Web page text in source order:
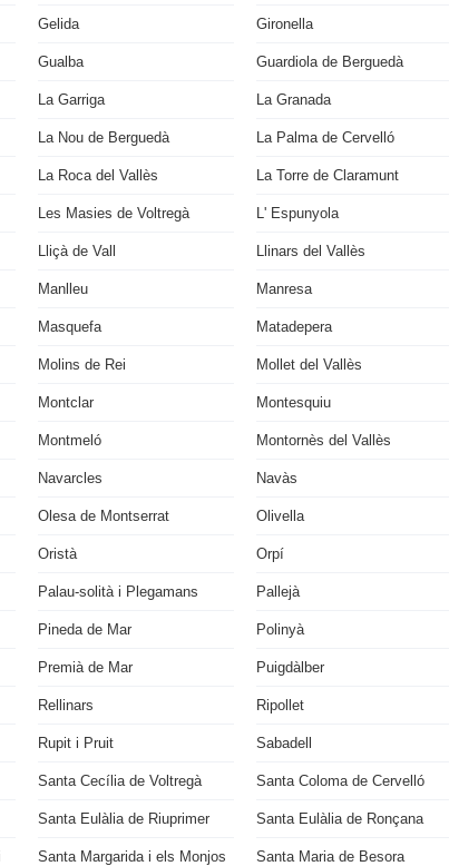
Gelida Gironella
Gualba Guardiola de Berguedà
La Garriga La Granada
La Nou de Berguedà La Palma de Cervelló
La Roca del Vallès La Torre de Claramunt
Les Masies de Voltregà L' Espunyola
Lliçà de Vall Llinars del Vallès
Manlleu Manresa
Masquefa Matadepera
Molins de Rei Mollet del Vallès
Montclar Montesquiu
Montmeló Montornès del Vallès
Navarcles Navàs
Olesa de Montserrat Olivella
Oristà Orpí
Palau-solità i Plegamans Pallejà
Pineda de Mar Polinyà
Premià de Mar Puigdàlber
Rellinars Ripollet
Rupit i Pruit Sabadell
Santa Cecília de Voltregà Santa Coloma de Cervelló
Santa Eulàlia de Riuprimer Santa Eulàlia de Ronçana
Santa Margarida i els Monjos Santa Maria de Besora